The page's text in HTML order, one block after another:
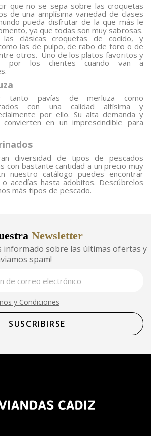
que no se sepa sobre las croquetas
de una amplísima variedad de clases
pueda disfrutar de la que más le
ya que todas son muy sabrosas.
las clásicas croquetas de cocido, y
las de pulpo, de rabo de toro o de
otros. Uno de los platos favoritos y
por los clientes cuando van a
tanto pavías de merluza como
con una calidad altísima y
por ello. Su alta demanda y
en un imprescindible para
diversidad de tipos de pescados
con bastante cantidad a un precio muy
nuestro catálogo puedes encontrar
acedías hasta adobitos. Descúbrelos
más tipos de pescado.
Newsletter
informado sobre las últimas ofertas y
spam!
y Condiciones